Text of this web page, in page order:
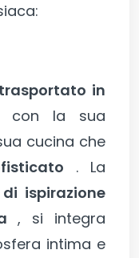
in
con la sua
cucina che
. La
di ispirazione
, si integra
intima e